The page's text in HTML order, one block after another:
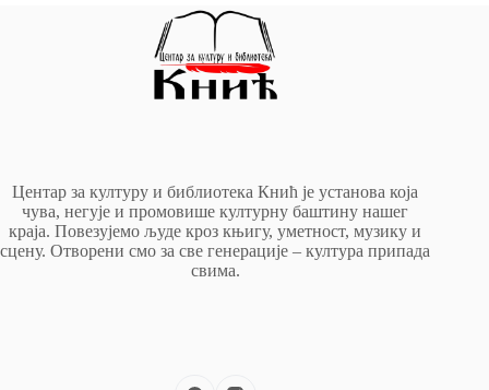
Центар за културу и библиотека Кнић је установа која
чува, негује и промовише културну баштину нашег
краја. Повезујемо људе кроз књигу, уметност, музику и
сцену. Отворени смо за све генерације – култура припада
свима.